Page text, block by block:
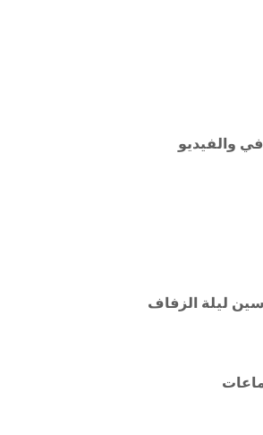
والفيديو
ليلة الزفاف